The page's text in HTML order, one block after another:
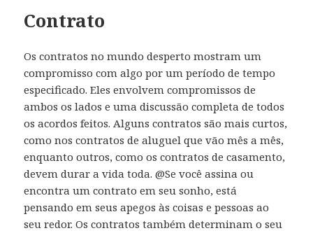
Contrato
Os contratos no mundo desperto mostram um
compromisso com algo por um período de tempo
especificado. Eles envolvem compromissos de
ambos os lados e uma discussão completa de todos
os acordos feitos. Alguns contratos são mais curtos,
como nos contratos de aluguel que vão mês a mês,
enquanto outros, como os contratos de casamento,
devem durar a vida toda. @Se você assina ou
encontra um contrato em seu sonho, está
pensando em seus apegos às coisas e pessoas ao
seu redor. Os contratos também determinam o seu